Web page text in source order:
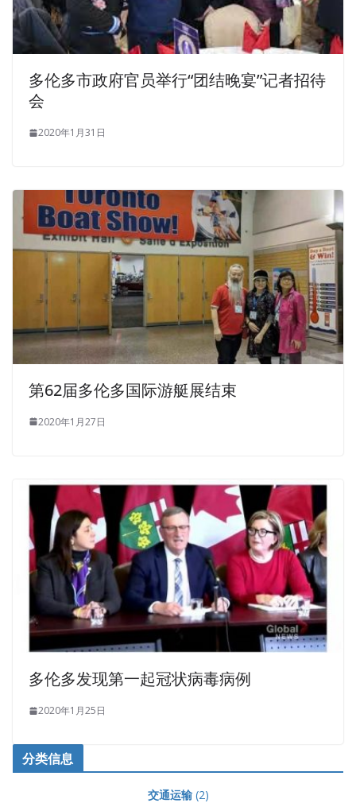
多伦多市政府官员举行“团结晚宴”记者招待
会
2020年1月31日
第62届多伦多国际游艇展结束
2020年1月27日
多伦多发现第一起冠状病毒病例
2020年1月25日
分类信息
交通运输(2)